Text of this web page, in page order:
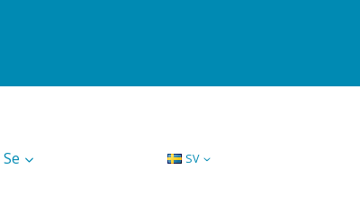
Se SV